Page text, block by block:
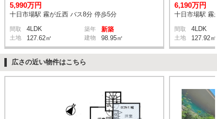
5,990万円
十日市場駅 霧が丘西 バス8分 停歩5分
間取 4LDK 築年 新築
土地 127.62㎡ 建物 98.95㎡
6,190万円
十日市場駅 霧
間取 4LDK
土地 127.92㎡
広さの近い物件はこちら